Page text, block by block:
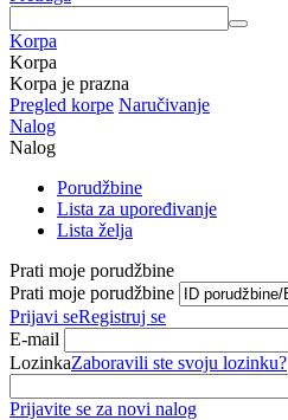
Korpa
Korpa
Korpa je prazna
Pregled korpe Naručivanje
Nalog
Nalog
Porudžbine
Lista za upoređivanje
Lista želja
Prati moje porudžbine
Prati moje porudžbine
Prijavi seRegistruj se
E-mail
LozinkaZaboravili ste svoju lozinku?
Prijavite se za novi nalog